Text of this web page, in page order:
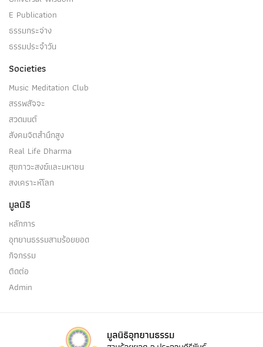
E Publication
ธรรมกระจ่าง
ธรรมประจำวัน
Societies
Music Meditation Club
สรรพสัจจะ
สวดมนต์
สังคมจิตสำนึกสูง
Real Life Dharma
สุขภาวะสงฆ์และมหาชน
สงเคราะห์โลก
มูลนิธิ
หลักการ
อุทยานธรรมสามร้อยยอด
กิจกรรม
ติดต่อ
Admin